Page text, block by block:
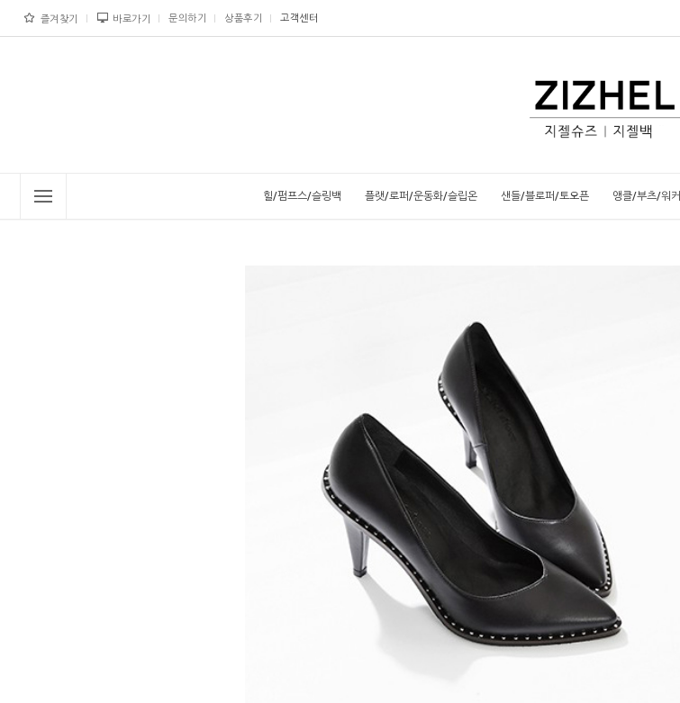
즐겨찾기 바로가기 문의하기 상품후기 고객센터
힐/펌프스/슬링백 플랫/로퍼/운동화/슬립온 샌들/블로퍼/토오픈 앵클/부츠/워커